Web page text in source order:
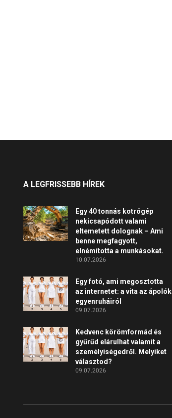
A LEGFRISSEBB HÍREK
Egy 40 tonnás kotrógép
nekicsapódott valami
eltemetett dolognak – Ami
benne megfagyott,
elnémította a munkásokat.
10.07.2026
Egy fotó, ami megosztotta
az internetet: a vita az ápolók
egyenruháiról
09.07.2026
Kedvenc körömformád és
gyűrűd elárulhat valamit a
személyiségedről. Melyiket
választod?
09.07.2026